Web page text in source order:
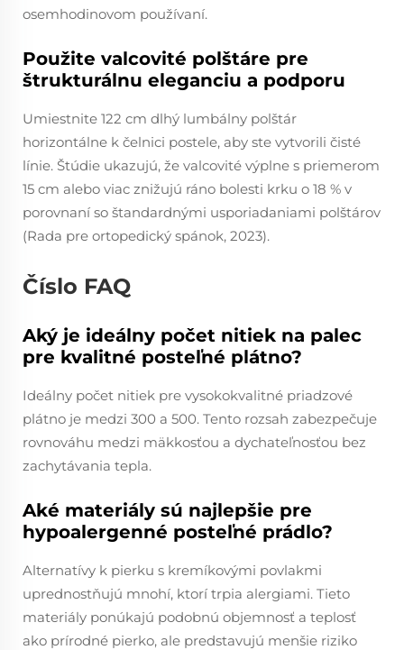
osemhodinovom používaní.
Použite valcovité polštáre pre
štrukturálnu eleganciu a podporu
Umiestnite 122 cm dlhý lumbálny polštár
horizontálne k čelnici postele, aby ste vytvorili čisté
línie. Štúdie ukazujú, že valcovité výplne s priemerom
15 cm alebo viac znižujú ráno bolesti krku o 18 % v
porovnaní so štandardnými usporiadaniami polštárov
(Rada pre ortopedický spánok, 2023).
Číslo FAQ
Aký je ideálny počet nitiek na palec
pre kvalitné posteľné plátno?
Ideálny počet nitiek pre vysokokvalitné priadzové
plátno je medzi 300 a 500. Tento rozsah zabezpečuje
rovnováhu medzi mäkkosťou a dychateľnosťou bez
zachytávania tepla.
Aké materiály sú najlepšie pre
hypoalergenné posteľné prádlo?
Alternatívy k pierku s kremíkovými povlakmi
uprednostňujú mnohí, ktorí trpia alergiami. Tieto
materiály ponúkajú podobnú objemnosť a teplosť
ako prírodné pierko, ale predstavujú menšie riziko